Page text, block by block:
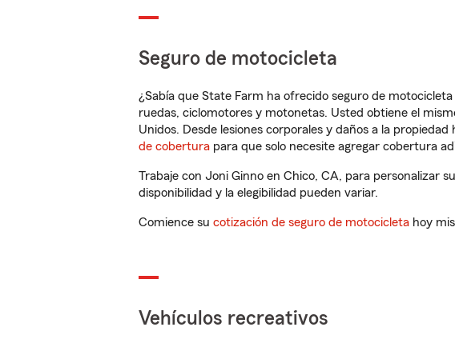
Seguro de motocicleta
¿Sabía que State Farm ha ofrecido seguro de
ruedas, ciclomotores y motonetas. Usted obtiene el
Unidos. Desde lesiones corporales y daños a la
de cobertura para que solo necesite agregar cobertura
Trabaje con Joni Ginno en Chico, CA, para personalizar
disponibilidad y la elegibilidad pueden variar.
Comience su cotización de seguro de motocicleta hoy
Vehículos recreativos